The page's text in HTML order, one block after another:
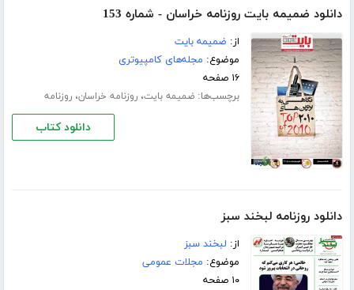
دانلود ضمیمه بایت روزنامه خراسان - شماره 153
از: ضمیمه بایت
موضوع: مجله‌های کامپیوتری
۱۶ صفحه
برچسب‌ها:ضمیمه بایت،روزنامه خراسان،روزنامه
دانلود کتاب
دانلود روزنامه لبخند سبز
از: لبخند سبز
موضوع: مجلات عمومی
۱۰ صفحه